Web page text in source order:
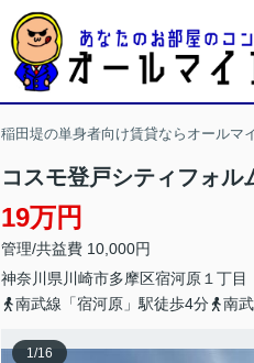
稲田堤の単身者向け賃貸ならオールマ
コスモ登戸シティフォル
19万円
管理/共益費 10,000円
神奈川県 川崎市多摩区宿河原 １丁目
南武線「宿河原」駅徒歩4分
南
1/16